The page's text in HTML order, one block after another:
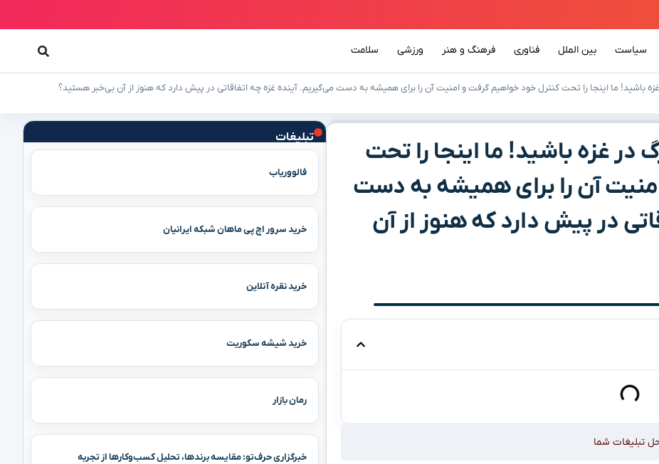
سیاست بین الملل فناوری فرهنگ و هنر ورزشی سلامت
غزه باشید! ما اینجا را تحت کنترل خود خواهیم گرفت و امنیت آن را برای همیشه به دست می‌گیریم. آینده غزه چه اتفاقاتی در پیش دارد که هنوز از آن بی‌خبر هستید؟
تبلیغات
فالووریاب
خرید سرور اچ پی ماهان شبکه ایرانیان
خرید نقره آنلاین
خرید شیشه سکوریت
رمان بازار
خبرگزاری حرف‌تو: مقایسه برندها، تحلیل کسب‌وکارها از تجربه
در غزه باشید! ما اینجا را تحت
آن را برای همیشه به دست
در پیش دارد که هنوز از آن
تبلیغات شما